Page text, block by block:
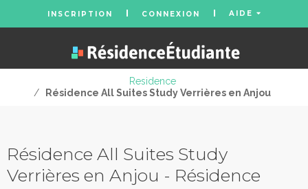
INSCRIPTION CONNEXION AIDE
Residence
/
Résidence All Suites Study Verrières en Anjou
Résidence All Suites Study
Verrières en Anjou - Résidence